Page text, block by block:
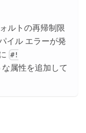
ルトの再帰制限
イル エラーが発
#!
属性を追加して